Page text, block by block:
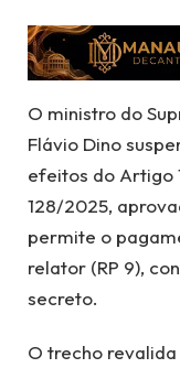
O ministro do
Flávio Dino
efeitos do Artigo
128/2025,
permite o
relator (RP 9),
secreto.
O trecho